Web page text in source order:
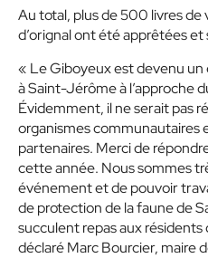
Au total, plus de 500 livres de
d’orignal ont été apprêtées et
« Le Giboyeux est devenu
à Saint-Jérôme à l’approche
Évidemment, il ne serait pas
organismes communautaires
partenaires. Merci de
cette année. Nous sommes
événement et de pouvoir
de protection de la faune de
succulent repas aux résidents
déclaré Marc Bourcier, maire